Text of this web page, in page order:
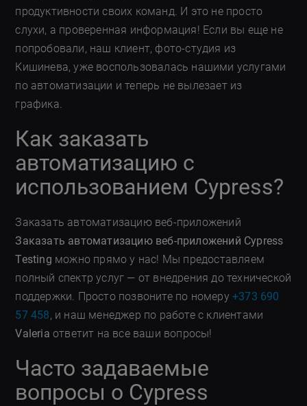
продуктивности своих команд. И это не просто
слухи, а проверенная информация! Если вы еще не
попробовали, наш клиент, фото-студия из
Кишинева, уже воспользовалась нашими услугами
по автоматизации и теперь не вылезает из
графика.
Как заказать
автоматизацию с
использованием Cypress?
Заказать автоматизацию веб-приложений
Заказать автоматизацию веб-приложений Cypress
Testing можно прямо у нас! Мы предоставляем
полный спектр услуг — от внедрения до технической
поддержки. Просто позвоните по номеру+373 690
57 458, и наш менеджер по работе с клиентами
Valeria ответит на все ваши вопросы!
Часто задаваемые
вопросы о Cypress